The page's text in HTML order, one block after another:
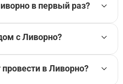
в первый раз?
каналы, дворики и рынок
характер города. В
зайти на Меркато
простое с морепродуктами
с Ливорно?
в Ливорно?